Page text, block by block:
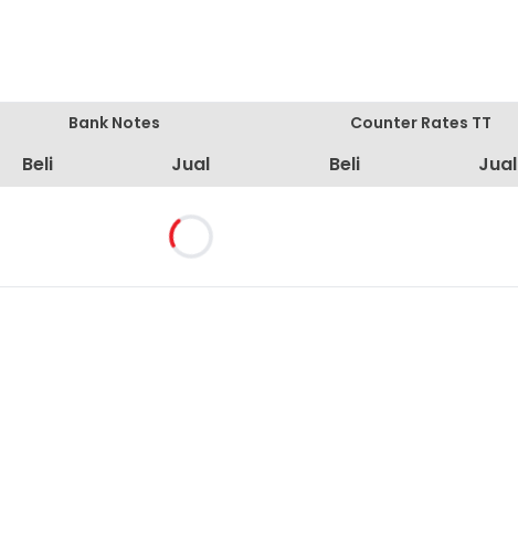
Bank Notes Counter Rates TT
Beli Jual Beli Jual